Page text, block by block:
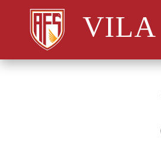
VILA